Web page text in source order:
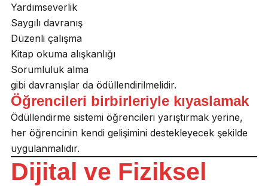
Yardımseverlik
Saygılı davranış
Düzenli çalışma
Kitap okuma alışkanlığı
Sorumluluk alma
gibi davranışlar da ödüllendirilmelidir.
Öğrencileri birbirleriyle kıyaslamak
Ödüllendirme sistemi öğrencileri yarıştırmak yerine,
her öğrencinin kendi gelişimini destekleyecek şekilde
uygulanmalıdır.
Dijital ve Fiziksel